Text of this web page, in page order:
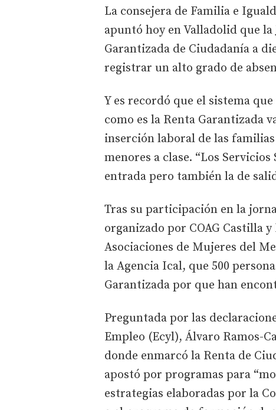
La consejera de Familia e
apuntó hoy en Valladolid que
Garantizada de Ciudadanía a
registrar un alto grado de
Y es recordó que el sistema
como es la Renta Garantizada
inserción laboral de las
menores a clase. “Los
entrada pero también la de
Tras su participación en la
organizado por COAG Castilla
Asociaciones de Mujeres del
la Agencia Ical, que 500
Garantizada por que han
Preguntada por las
Empleo (Ecyl), Álvaro Ramos-
donde enmarcó la Renta de
apostó por programas para
estrategias elaboradas por la